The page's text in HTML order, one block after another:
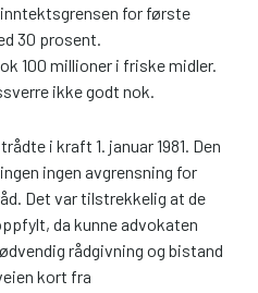
for første
30 prosent.
100 millioner i friske midler.
ikke godt nok.
i kraft 1. januar 1981. Den
ingen avgrensning for
Det var tilstrekkelig at de
da kunne advokaten
rådgivning og bistand
kort fra